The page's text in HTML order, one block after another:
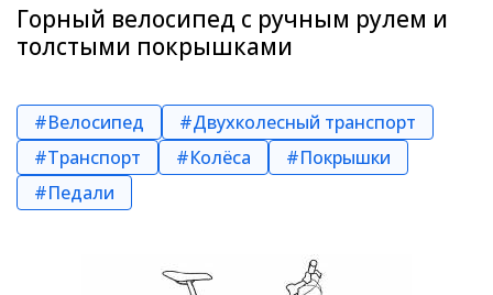
Горный велосипед с ручным рулем и
толстыми покрышками
#Велосипед
#Двухколесный транспорт
#Транспорт
#Колёса
#Покрышки
#Педали